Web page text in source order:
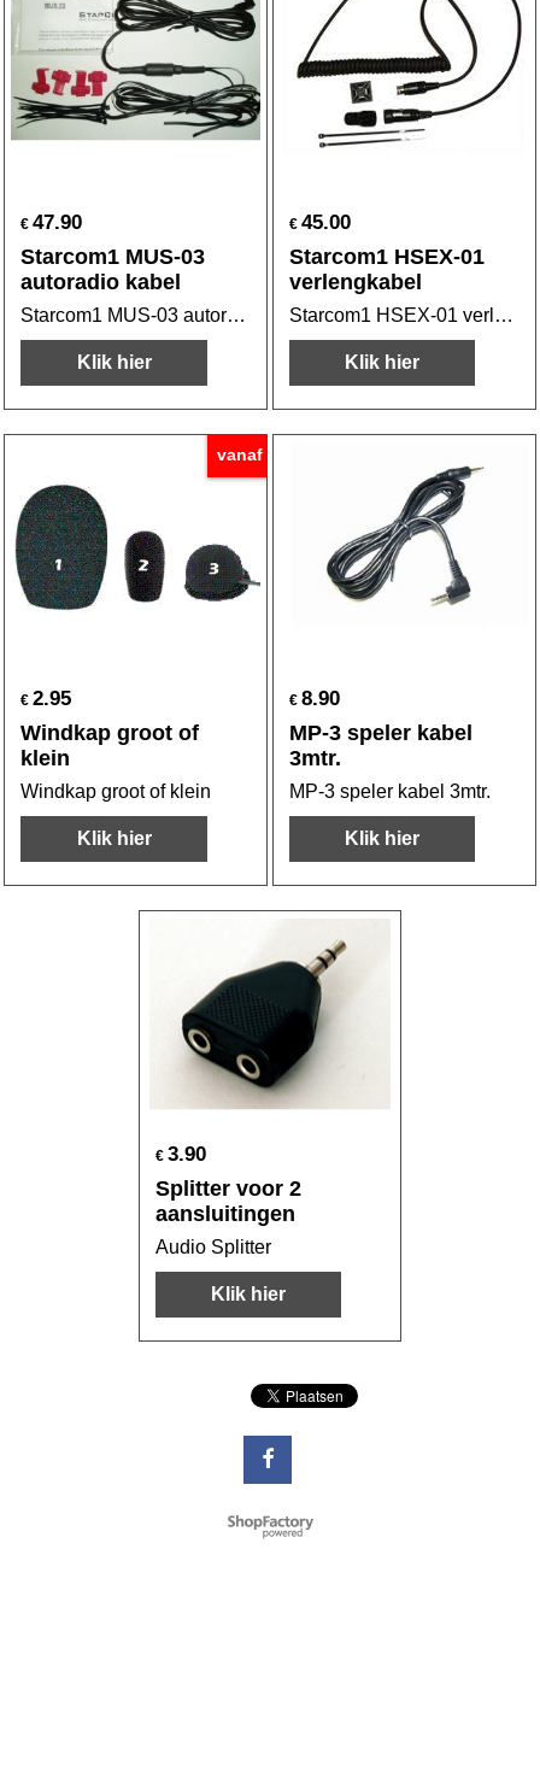
€ 47.90
Starcom1 MUS-03
autoradio kabel
Starcom1 MUS-03 autoradio kabel
Klik hier
€ 45.00
Starcom1 HSEX-01
verlengkabel
Starcom1 HSEX-01 verlengkabel voor de SH-004/006 e.a.
Klik hier
vanaf
€ 2.95
Windkap groot of
klein
Windkap groot of klein
Klik hier
€ 8.90
MP-3 speler kabel
3mtr.
MP-3 speler kabel 3mtr.
Klik hier
€ 3.90
Splitter voor 2
aansluitingen
Audio Splitter
Klik hier
Webwinkel gemaakt met
ShopFactory webwinkel